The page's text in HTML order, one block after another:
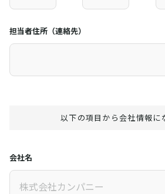
担当者住所（連絡先）
以下の項目から会社情報に
会社名